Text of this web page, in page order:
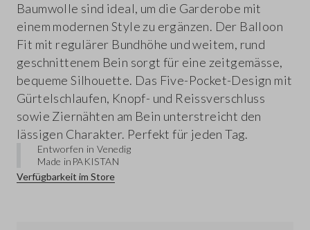
Baumwolle sind ideal, um die Garderobe mit
einem modernen Style zu ergänzen. Der Balloon
Fit mit regulärer Bundhöhe und weitem, rund
geschnittenem Bein sorgt für eine zeitgemässe,
bequeme Silhouette. Das Five-Pocket-Design mit
Gürtelschlaufen, Knopf- und Reissverschluss
sowie Ziernähten am Bein unterstreicht den
lässigen Charakter. Perfekt für jeden Tag.
Entworfen in Venedig
Made in PAKISTAN
Verfügbarkeit im Store